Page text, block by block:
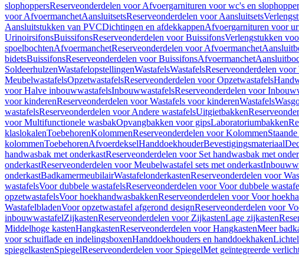
slophoppersReserveonderdelen voor Afvoergarnituren voor wc's en
voor AfvoermanchetAansluitsetsReserveonderdelen voor Aansluitsets
Aansluitstukken van PVCDichtingen en afdekkappenAfvoergarnituren voor
UrinoirsifonsBuissifonsReserveonderdelen voor BuissifonsVerlengstukken
spoelbochtenAfvoermanchetReserveonderdelen voor Afvoermanchet
bidetsBuissifonsReserveonderdelen voor BuissifonsAfvoermanchet
SoldeerhulzenWastafelopstellingenWastafelsWastafelsReserveonderdelen voor
MeubelwastafelsOpzetwastafelsReserveonderdelen voor Opzetwastafels
voor Halve inbouwwastafelsInbouwwastafelsReserveonderdelen voor
voor kinderenReserveonderdelen voor Wastafels voor kinderenWastafels
wastafelsReserveonderdelen voor Andere wastafelsUitgietbakken
voor Multifunctionele wasbakOpvangbakken voor gipsLaboratoriumbakken
klaslokalenToebehorenKolommenReserveonderdelen voor Kolommen
kolommenToebehorenAfvoerdekselHanddoekhouderBevestigingsmateriaal
handwasbak met onderkastReserveonderdelen voor Set handwasbak met
onderkastReserveonderdelen voor Meubelwastafel sets met onderkast
onderkastBadkamermeubilairWastafelonderkastenReserveonderdelen voor
wastafelsVoor dubbele wastafelsReserveonderdelen voor Voor dubbele
opzetwastafelsVoor hoekhandwasbakkenReserveonderdelen voor Voor
WastafelbladenVoor opzetwastafel afgerond designReserveonderdelen voor
inbouwwastafelZijkastenReserveonderdelen voor ZijkastenLage zijkasten
Middelhoge kastenHangkastenReserveonderdelen voor HangkastenMeer
voor schuiflade en indelingsboxenHanddoekhouders en handdoekhaken
spiegelkastenSpiegelReserveonderdelen voor SpiegelMet geïntegreerde